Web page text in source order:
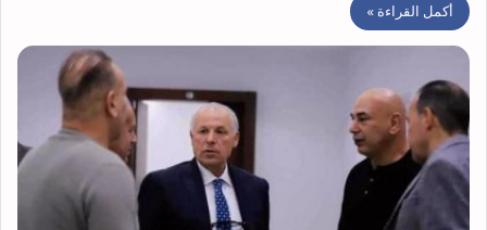
أكمل القراءة »